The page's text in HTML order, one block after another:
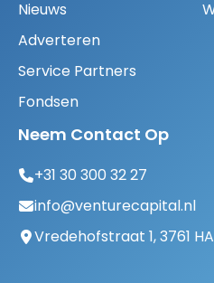
Nieuws
Adverteren
Service Partners
Fondsen
Neem Contact Op
+31 30 300 32 27
info@venturecapital.nl
Vredehofstraat 1, 3761